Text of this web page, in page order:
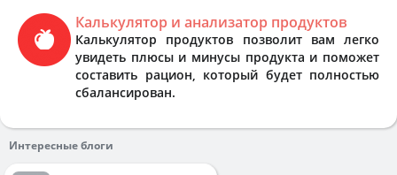
Калькулятор и анализатор продуктов
Калькулятор продуктов позволит вам легко
увидеть плюсы и минусы продукта и поможет
составить рацион, который будет полностью
сбалансирован.
Интересные блоги